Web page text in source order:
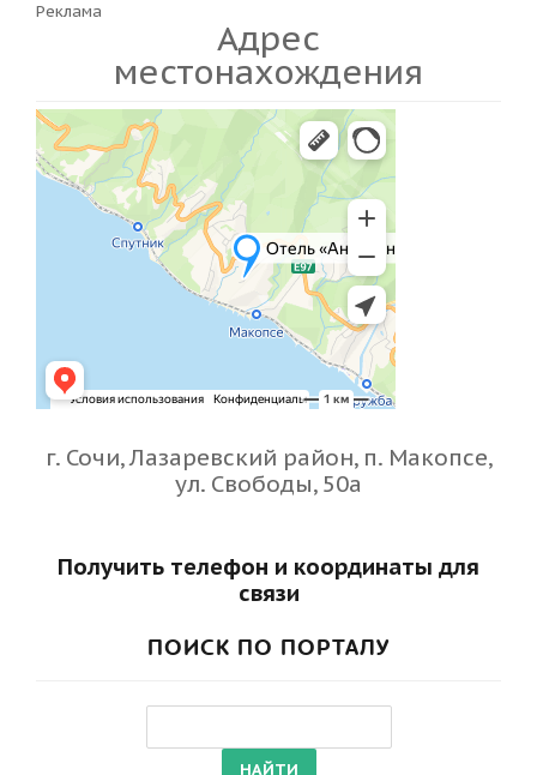
Реклама
Адрес
местонахождения
г. Сочи, Лазаревский район, п. Макопсе,
ул. Свободы, 50а
Получить телефон и координаты для
связи
ПОИСК ПО ПОРТАЛУ